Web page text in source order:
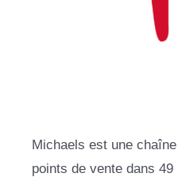
Michaels est une
points de vente dans